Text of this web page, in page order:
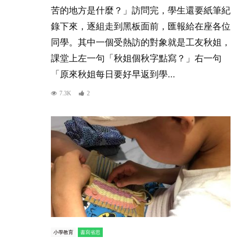
苦的地方是什麼？」訪問完，學生還要紙筆紀
錄下來，逐組走到黑板面前，匯報給在座各位
同學。其中一個受熱訪的對象就是工友秋姐，
課堂上左一句「秋姐個秋字點寫？」右一句
「原來秋姐每日要好早返到學...
7.3K 2
小學教育 書寫省思